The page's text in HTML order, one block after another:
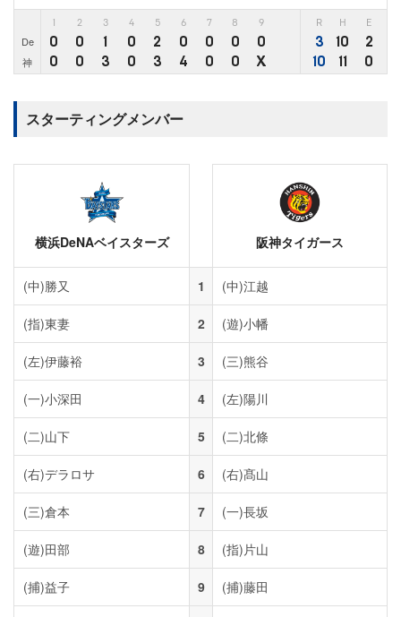
2 3 4 5 6 7 8 9 R H E
De 0 0 1 0 2 0 0 0 0 3 10 2
神 0 0 3 0 3 4 0 0 X 10 11 0
スターティングメンバー
横浜DeNAベイスターズ 阪神タイガース
(中)勝又 1 (中)江越
(指)東妻 2 (遊)小幡
(左)伊藤裕 3 (三)熊谷
(一)小深田 4 (左)陽川
(二)山下 5 (二)北條
(右)デラロサ 6 (右)髙山
(三)倉本 7 (一)長坂
(遊)田部 8 (指)片山
(捕)益子 9 (捕)藤田